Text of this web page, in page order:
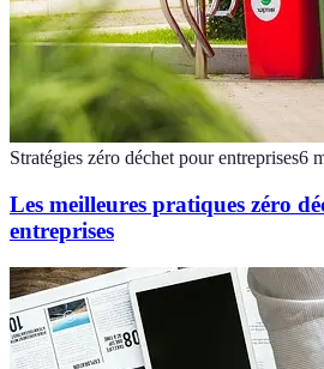
Stratégies zéro déchet pour entreprises6
Les meilleures pratiques zéro
entreprises